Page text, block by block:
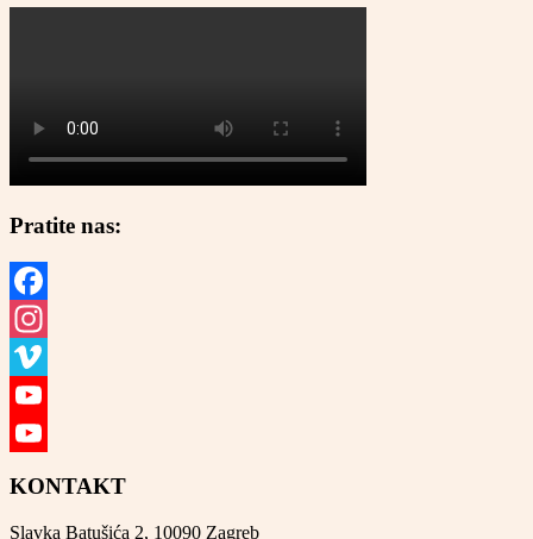
Pratite nas:
Facebook
Instagram
Vimeo
YouTube
KONTAKT
Slavka Batušića 2, 10090 Zagreb